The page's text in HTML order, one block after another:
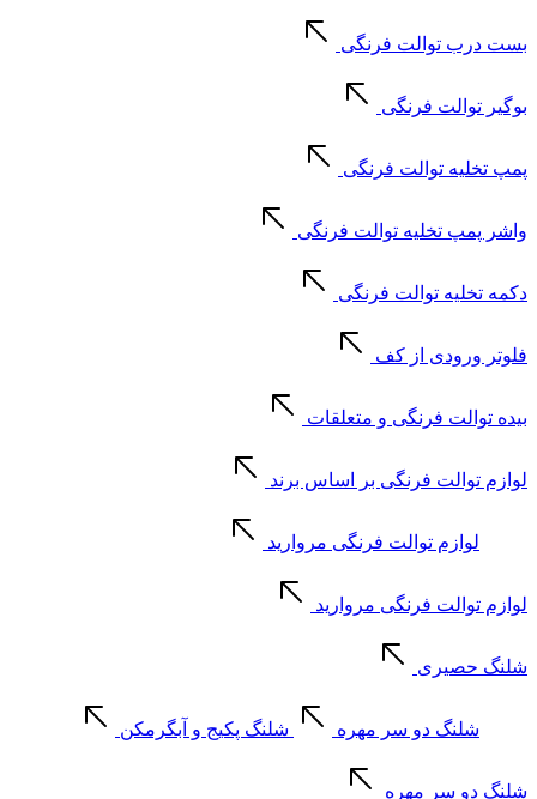
بست درب توالت فرنگی
بوگیر توالت فرنگی
پمپ تخلیه توالت فرنگی
واشر پمپ تخلیه توالت فرنگی
دکمه تخلیه توالت فرنگی
فلوتر ورودی از کف
بیده توالت فرنگی و متعلقات
لوازم توالت فرنگی بر اساس برند
لوازم توالت فرنگی مروارید
لوازم توالت فرنگی مروارید
شلنگ حصیری
شلنگ دو سر مهره شلنگ پکیج و آبگرمکن
شلنگ دو سر مهره